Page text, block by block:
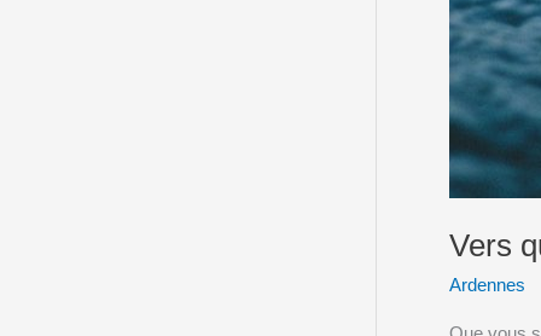
Vers
Ardennes